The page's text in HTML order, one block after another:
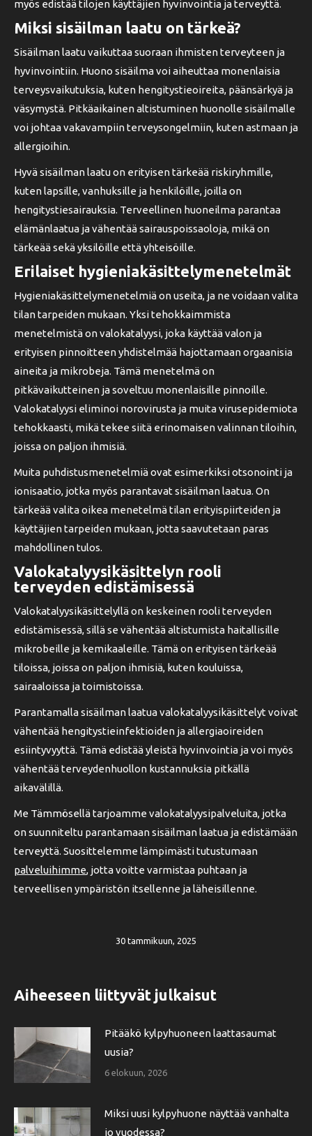
myös edistää tilojen käyttäjien hyvinvointia ja terveyttä.
Miksi sisäilman laatu on tärkeä?
Sisäilman laatu vaikuttaa suoraan ihmisten terveyteen ja
hyvinvointiin. Huono sisäilma voi aiheuttaa monenlaisia
terveysvaikutuksia, kuten hengitystieoireita, päänsärkyä ja
väsymystä. Pitkäaikainen altistuminen huonolle sisäilmalle
voi johtaa vakavampiin terveysongelmiin, kuten astmaan ja
allergioihin.
Hyvä sisäilman laatu on erityisen tärkeää riskiryhmille,
kuten lapsille, vanhuksille ja henkilöille, joilla on
hengitystiesairauksia. Terveellinen huoneilma parantaa
elämänlaatua ja vähentää sairauspoissaoloja, mikä on
tärkeää sekä yksilöille että yhteisöille.
Erilaiset hygieniakäsittelymenetelmät
Hygieniakäsittelymenetelmiä on useita, ja ne voidaan valita
tilan tarpeiden mukaan. Yksi tehokkaimmista
menetelmistä on valokatalyysi, joka käyttää valon ja
erityisen pinnoitteen yhdistelmää hajottamaan orgaanisia
aineita ja mikrobeja. Tämä menetelmä on
pitkävaikutteinen ja soveltuu monenlaisille pinnoille.
Valokatalyysi eliminoi norovirusta ja muita virusepidemiota
tehokkaasti, mikä tekee siitä erinomaisen valinnan tiloihin,
joissa on paljon ihmisiä.
Muita puhdistusmenetelmiä ovat esimerkiksi otsonointi ja
ionisaatio, jotka myös parantavat sisäilman laatua. On
tärkeää valita oikea menetelmä tilan erityispiirteiden ja
käyttäjien tarpeiden mukaan, jotta saavutetaan paras
mahdollinen tulos.
Valokatalyysikäsittelyn rooli
terveyden edistämisessä
Valokatalyysikäsittelyllä on keskeinen rooli terveyden
edistämisessä, sillä se vähentää altistumista haitallisille
mikrobeille ja kemikaaleille. Tämä on erityisen tärkeää
tiloissa, joissa on paljon ihmisiä, kuten kouluissa,
sairaaloissa ja toimistoissa.
Parantamalla sisäilman laatua valokatalyysikäsittelyt voivat
vähentää hengitystieinfektioiden ja allergiaoireiden
esiintyvyyttä. Tämä edistää yleistä hyvinvointia ja voi myös
vähentää terveydenhuollon kustannuksia pitkällä
aikavälillä.
Me Tämmösellä tarjoamme valokatalyysipalveluita, jotka
on suunniteltu parantamaan sisäilman laatua ja edistämään
terveyttä. Suosittelemme lämpimästi tutustumaan
palveluihimme, jotta voitte varmistaa puhtaan ja
terveellisen ympäristön itsellenne ja läheisillenne.
30 tammikuun, 2025
Aiheeseen liittyvät julkaisut
Pitääkö kylpyhuoneen laattasaumat
uusia?
6 elokuun, 2026
Miksi uusi kylpyhuone näyttää vanhalta
jo vuodessa?